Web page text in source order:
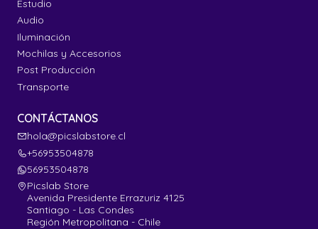
Estudio
Audio
Iluminación
Mochilas y Accesorios
Post Producción
Transporte
CONTÁCTANOS
hola@picslabstore.cl
+56953504878
56953504878
Picslab Store
Avenida Presidente Errazuriz 4125
Santiago - Las Condes
Región Metropolitana - Chile